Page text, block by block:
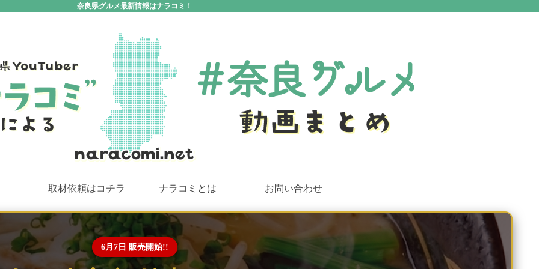
奈良県グルメ最新情報はナラコミ！
取材依頼はコチラ ナラコミとは お問い合わせ
6月7日 販売開始!!